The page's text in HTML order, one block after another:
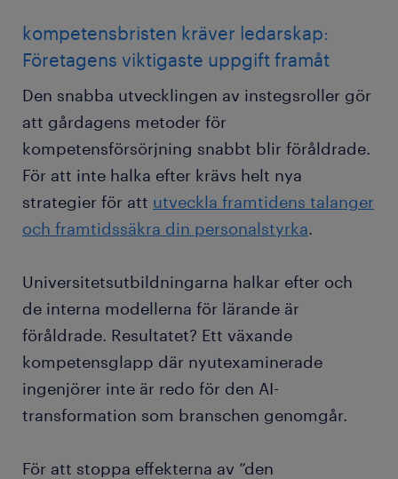
kompetensbristen kräver ledarskap:
Företagens viktigaste uppgift framåt
Den snabba utvecklingen av instegsroller gör
att gårdagens metoder för
kompetensförsörjning snabbt blir föråldrade.
För att inte halka efter krävs helt nya
strategier för att utveckla framtidens talanger
och framtidssäkra din personalstyrka.
Universitetsutbildningarna halkar efter och
de interna modellerna för lärande är
föråldrade. Resultatet? Ett växande
kompetensglapp där nyutexaminerade
ingenjörer inte är redo för den AI-
transformation som branschen genomgår.
För att stoppa effekterna av ”den